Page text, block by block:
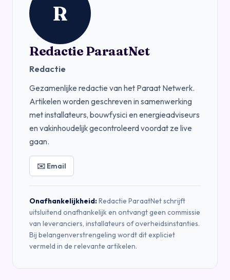
R
Redactie ParaatNet
Redactie
Gezamenlijke redactie van het Paraat Netwerk.
Artikelen worden geschreven in samenwerking
met installateurs, bouwfysici en energieadviseurs
en vakinhoudelijk gecontroleerd voordat ze live
gaan.
✉️ Email
Onafhankelijkheid:Redactie ParaatNet schrijft
uitsluitend onafhankelijk en ontvangt geen commissie
van leveranciers, installateurs of overheidsinstanties.
Bij belangenverstrengeling wordt dit expliciet
vermeld in de relevante artikelen.